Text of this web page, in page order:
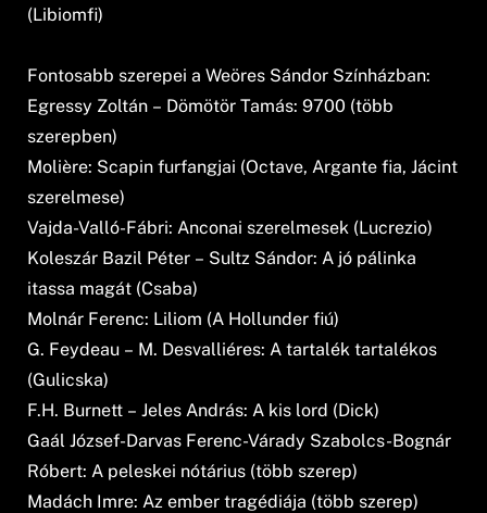
(Libiomfi)
Fontosabb szerepei a Weöres Sándor Színházban:
Egressy Zoltán – Dömötör Tamás: 9700 (több
szerepben)
Molière: Scapin furfangjai (Octave, Argante fia, Jácint
szerelmese)
Vajda-Valló-Fábri: Anconai szerelmesek (Lucrezio)
Koleszár Bazil Péter – Sultz Sándor: A jó pálinka
itassa magát (Csaba)
Molnár Ferenc: Liliom (A Hollunder fiú)
G. Feydeau – M. Desvalliéres: A tartalék tartalékos
(Gulicska)
F.H. Burnett – Jeles András: A kis lord (Dick)
Gaál József-Darvas Ferenc-Várady Szabolcs-Bognár
Róbert: A peleskei nótárius (több szerep)
Madách Imre: Az ember tragédiája (több szerep)